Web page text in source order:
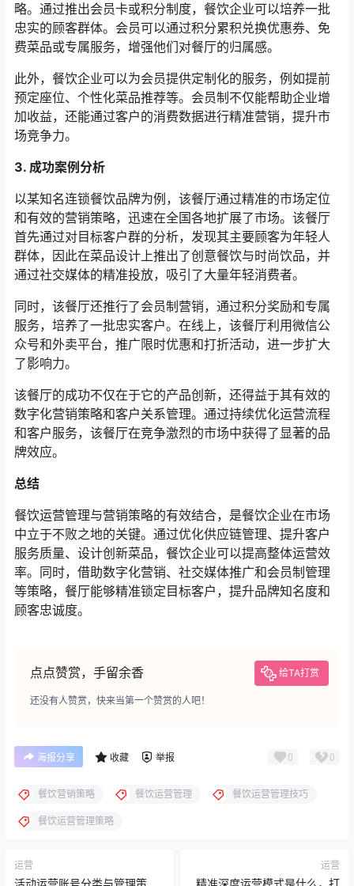
略。通过推出会员卡或积分制度，餐饮企业可以培养一批
忠实的顾客群体。会员可以通过积分累积兑换优惠券、免
费菜品或专属服务，增强他们对餐厅的归属感。
此外，餐饮企业可以为会员提供定制化的服务，例如提前
预定座位、个性化菜品推荐等。会员制不仅能帮助企业增
加收益，还能通过客户的消费数据进行精准营销，提升市
场竞争力。
3. 成功案例分析
以某知名连锁餐饮品牌为例，该餐厅通过精准的市场定位
和有效的营销策略，迅速在全国各地扩展了市场。该餐厅
首先通过对目标客户群的分析，发现其主要顾客为年轻人
群体，因此在菜品设计上推出了创意餐饮与时尚饮品，并
通过社交媒体的精准投放，吸引了大量年轻消费者。
同时，该餐厅还推行了会员制营销，通过积分奖励和专属
服务，培养了一批忠实客户。在线上，该餐厅利用微信公
众号和外卖平台，推广限时优惠和打折活动，进一步扩大
了影响力。
该餐厅的成功不仅在于它的产品创新，还得益于其有效的
数字化营销策略和客户关系管理。通过持续优化运营流程
和客户服务，该餐厅在竞争激烈的市场中获得了显著的品
牌效应。
总结
餐饮运营管理与营销策略的有效结合，是餐饮企业在市场
中立于不败之地的关键。通过优化供应链管理、提升客户
服务质量、设计创新菜品，餐饮企业可以提高整体运营效
率。同时，借助数字化营销、社交媒体推广和会员制管理
等策略，餐厅能够精准锁定目标客户，提升品牌知名度和
顾客忠诚度。
点点赞赏，手留余香 给TA打赏
还没有人赞赏，快来当第一个赞赏的人吧！
海报分享 收藏 举报 0 0
餐饮营销策略 餐饮运营管理 餐饮运营管理技巧
餐饮运营管理策略
运营
活动运营账号分类与管理策
运营
精准深度运营模式是什么，打